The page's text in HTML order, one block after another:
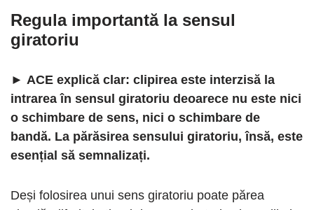
Regula importantă la sensul
giratoriu
► ACE explică clar: clipirea este interzisă la
intrarea în sensul giratoriu deoarece nu este nici
o schimbare de sens, nici o schimbare de
bandă. La părăsirea sensului giratoriu, însă, este
esențial să semnalizați.
Deși folosirea unui sens giratoriu poate părea